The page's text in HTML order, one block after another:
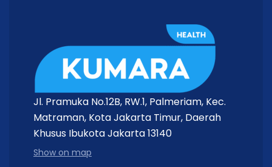
Jl. Pramuka No.12B, RW.1, Palmeriam, Kec.
Matraman, Kota Jakarta Timur, Daerah
Khusus Ibukota Jakarta 13140
Show on map